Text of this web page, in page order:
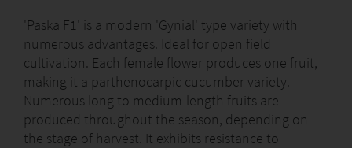
'Paska F1' is a modern 'Gynial' type variety with
numerous advantages. Ideal for open field
cultivation. Each female flower produces one fruit,
making it a parthenocarpic cucumber variety.
Numerous long to medium-length fruits are
produced throughout the season, depending on
the stage of harvest. It exhibits resistance to